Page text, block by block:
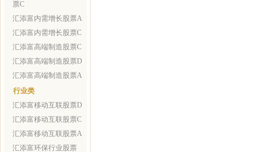
票C
汇添富内需增长股票A
汇添富内需增长股票C
汇添富高端制造股票C
汇添富高端制造股票D
汇添富高端制造股票A
行业类
汇添富移动互联股票D
汇添富移动互联股票C
汇添富移动互联股票A
汇添富环保行业股票